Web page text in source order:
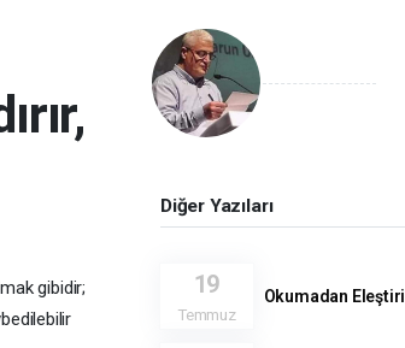
gibidir;
Diğer Yazıları
19
Temmuz
Okumadan Eleştiri